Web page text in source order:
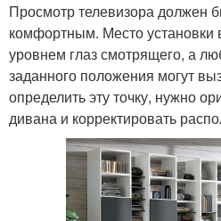
Просмотр телевизора должен
комфортным. Место установки
уровнем глаз смотрящего, а
заданного положения могут
определить эту точку, нужно
дивана и корректировать